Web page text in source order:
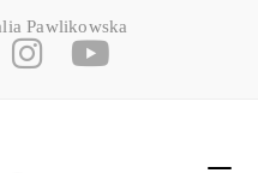
Pawlikowska